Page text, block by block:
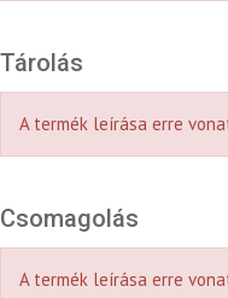
Tárolás
A termék leírása erre
Csomagolás
A termék leírása erre